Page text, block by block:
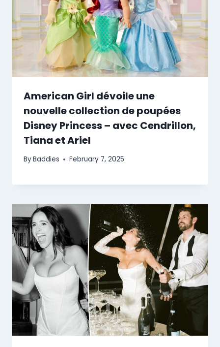
American Girl dévoile une
nouvelle collection de poupées
Disney Princess – avec Cendrillon,
Tiana et Ariel
ByBaddies February 7, 2025